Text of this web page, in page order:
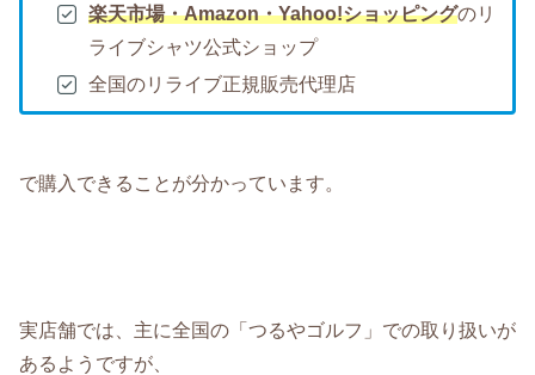
楽天市場・Amazon・Yahoo!ショッピングのリ
ライブシャツ公式ショップ
全国のリライブ正規販売代理店
で購入できることが分かっています。
実店舗では、主に全国の「つるやゴルフ」での取り扱いが
あるようですが、